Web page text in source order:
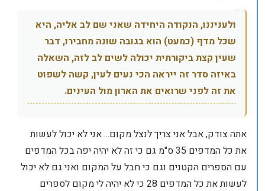
ולעניננו, הנקודה היחידה שאני שם לב אליה, היא
שכל מדף (כמעט) הוא בגובה שונה מחבירו, דבר
שעין קצת ביקורתית יכולה לשים לב לזה, השאלה
באיזה סדר זה ייראה הכי נעים לעין, קשה לשפוט
את זה לפני שרואים את הארון מול העינים.
אתה צודק, אבל אני צריך לנצל מקום... אני לא יכול לעשות
את כל המדפים 35 ס"מ גם כי זה לא יהיה יפה בכל המדפים
עם הספרים הקטנים וגם כי חבל על המקום ואני גם לא יכול
לעשות את כל המדפים 28 כי לא יהיה לי מקום לספרים